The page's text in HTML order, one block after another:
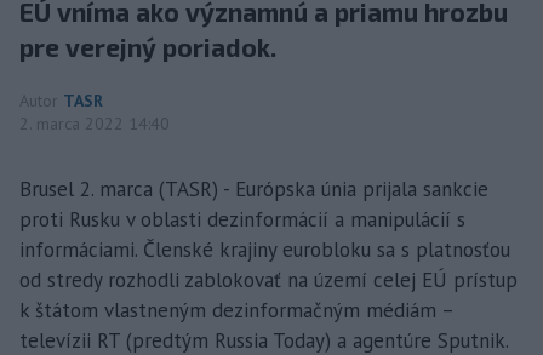
EÚ vníma ako významnú a priamu hrozbu
pre verejný poriadok.
Autor TASR
2. marca 2022 14:40
Brusel 2. marca (TASR) - Európska únia prijala sankcie
proti Rusku v oblasti dezinformácií a manipulácií s
informáciami. Členské krajiny eurobloku sa s platnosťou
od stredy rozhodli zablokovať na území celej EÚ prístup
k štátom vlastneným dezinformačným médiám –
televízii RT (predtým Russia Today) a agentúre Sputnik.